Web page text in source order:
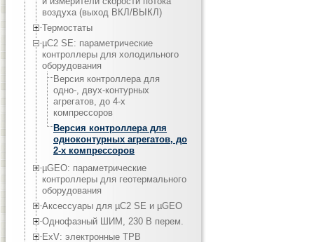
воздуха (выход ВКЛ/ВЫКЛ)
Термостаты
µC2 SE: параметрические
контроллеры для холодильного
оборудования
Версия контроллера для
одно-, двух-контурных
агрегатов, до 4-х
компрессоров
Версия контроллера для
одноконтурных агрегатов, до
2-х компрессоров
µGEO: параметрические
контроллеры для геотермального
оборудования
Аксессуары для µC2 SE и µGEO
Однофазный ШИМ, 230 В перем.
ExV: электронные ТРВ